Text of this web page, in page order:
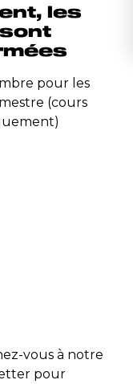
les
pour les
(cours
vous à notre
pour